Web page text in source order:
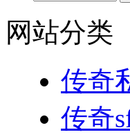
网站分类
传奇
传奇